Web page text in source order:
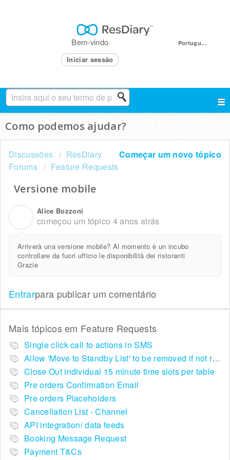
Portugu...
Bem-vindo
Iniciar sessão
Como podemos ajudar?
Começar um novo tópico
Discussões
ResDiary
Forums
Feature Requests
Versione mobile
Alice Bozzoni
começou um tópico 4 anos atrás
Arriverà una versione mobile? Al momento è un incubo
controllare da fuori ufficio le disponibilità dei ristoranti
Grazie
Entrarpara publicar um comentário
Mais tópicos em Feature Requests
Single click call to actions in SMS
Allow 'Move to Standby List' to be removed if not required in the pop up summary menu
Close Out individual 15 minute time slots per table
Pre orders Confirmation Email
Pre orders Placeholders
Cancellation List - Channel
API integration/ data feeds
Booking Message Request
Payment T&Cs